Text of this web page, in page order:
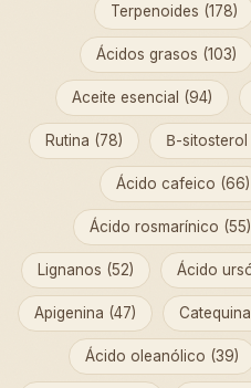
Terpenoides (178)
Ácidos grasos (103)
Aceite esencial (94)
Rutina (78) Β-sitosterol
Ácido cafeico (66)
Ácido rosmarínico (55)
Lignanos (52) Ácido
Apigenina (47)
Ácido oleanólico (39)